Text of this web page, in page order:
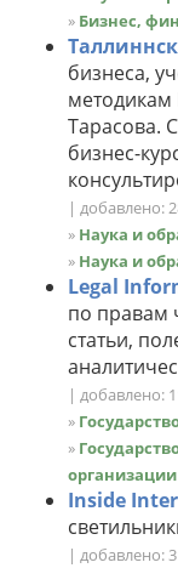
» Бизнес,
бизнеса,
методикам
Тарасова.
бизнес-
| добавлено:
» Наука и
» Наука и
Legal
по правам
статьи,
| добавлено:
»
»
организации
Inside
| добавлено: